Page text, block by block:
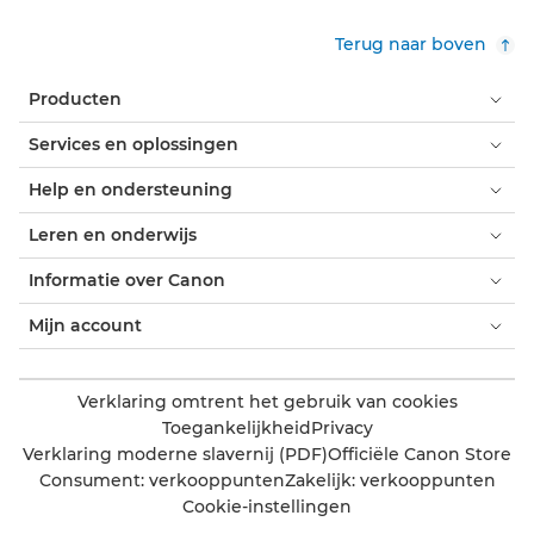
Terug naar boven
Producten
Services en oplossingen
Help en ondersteuning
Leren en onderwijs
Informatie over Canon
Mijn account
Verklaring omtrent het gebruik van cookies
ToegankelijkheidPrivacy
Verklaring moderne slavernij (PDF)Officiële Canon Store
Consument: verkooppuntenZakelijk: verkooppunten
Cookie-instellingen